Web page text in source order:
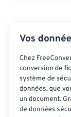
Vos
Chez
conversion de
système de
données, que
un document.
de données